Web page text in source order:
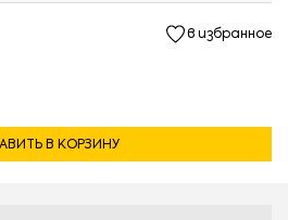
в избранное
В КОРЗИНУ